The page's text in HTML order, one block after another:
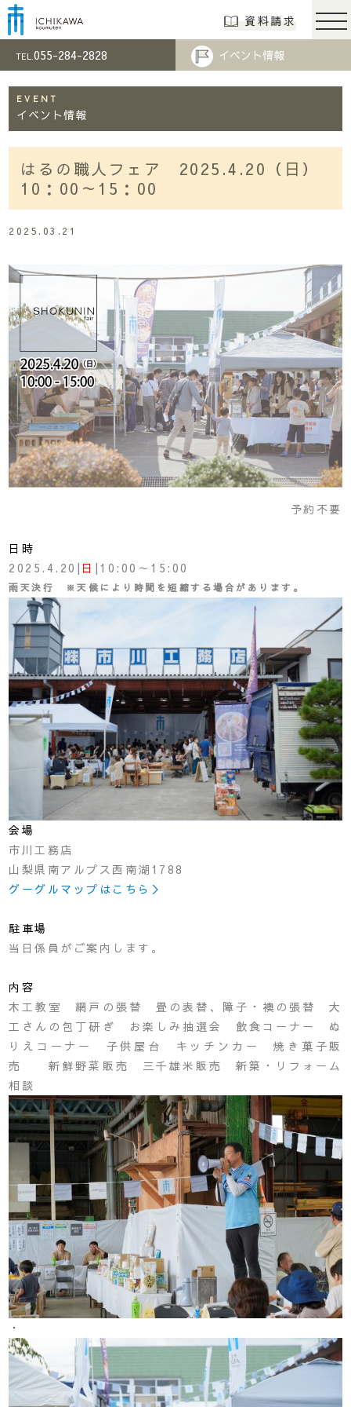
市川工務店 | らしさ
資料請求
TEL.055-284-2828 イベント情報
EVENT
イベント情報
はるの職人フェア 2025.4.20（日）
10：00～15：00
2025.03.21
予約不要
日時
2025.4.20| 日 |10:00～15:00
雨天決行 ※天候により時間を短縮する場合があります。
会場
市川工務店
山梨県南アルプス西南湖1788
グーグルマップはこちら＞
駐車場
当日係員がご案内します。
内容
木工教室 網戸の張替 畳の表替、障子・襖の張替 大
工さんの包丁研ぎ お楽しみ抽選会 飲食コーナー ぬ
りえコーナー 子供屋台 キッチンカー 焼き菓子販
売 新鮮野菜販売 三千雄米販売 新築・リフォーム
相談
・